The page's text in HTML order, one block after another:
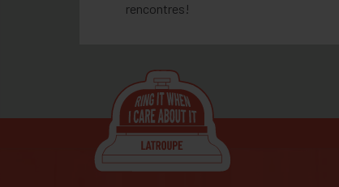
rencontres!